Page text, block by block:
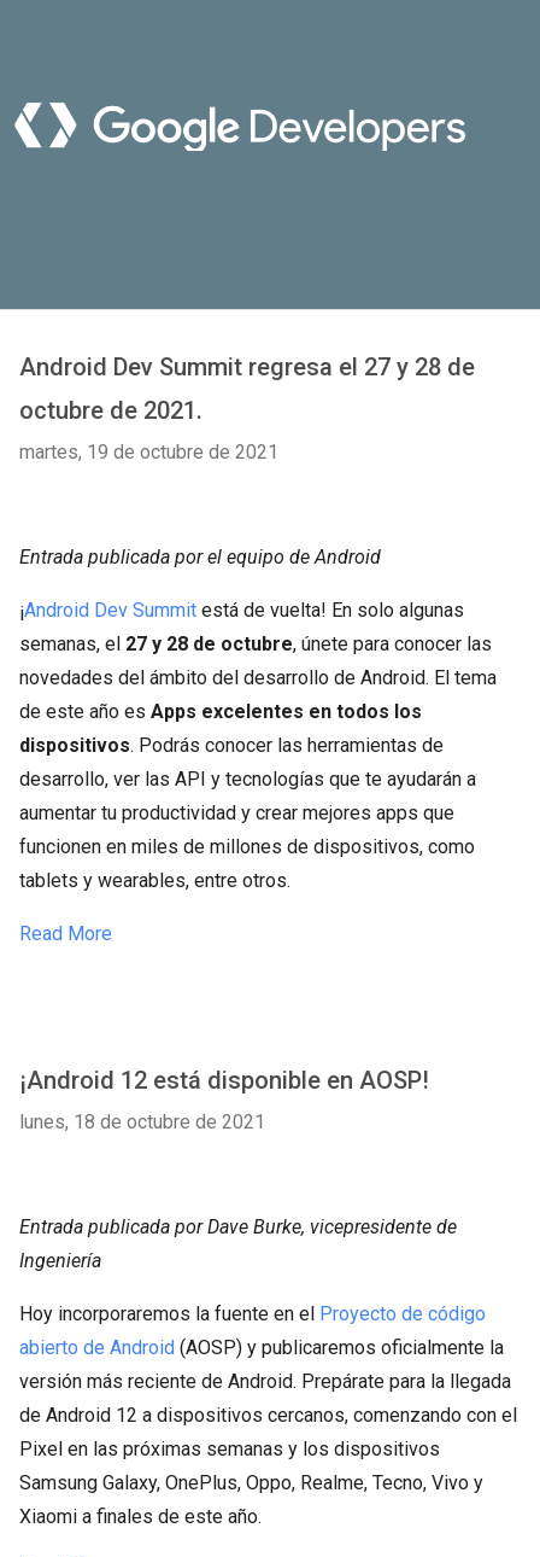
Android Dev Summit regresa el 27 y 28 de
octubre de 2021.
martes, 19 de octubre de 2021
Entrada publicada por el equipo de Android
¡Android Dev Summit está de vuelta! En solo algunas
semanas, el 27 y 28 de octubre, únete para conocer las
novedades del ámbito del desarrollo de Android. El tema
de este año es Apps excelentes en todos los
dispositivos. Podrás conocer las herramientas de
desarrollo, ver las API y tecnologías que te ayudarán a
aumentar tu productividad y crear mejores apps que
funcionen en miles de millones de dispositivos, como
tablets y wearables, entre otros.
Read More
¡Android 12 está disponible en AOSP!
lunes, 18 de octubre de 2021
Entrada publicada por Dave Burke, vicepresidente de
Ingeniería
Hoy incorporaremos la fuente en el Proyecto de código
abierto de Android (AOSP) y publicaremos oficialmente la
versión más reciente de Android. Prepárate para la llegada
de Android 12 a dispositivos cercanos, comenzando con el
Pixel en las próximas semanas y los dispositivos
Samsung Galaxy, OnePlus, Oppo, Realme, Tecno, Vivo y
Xiaomi a finales de este año.